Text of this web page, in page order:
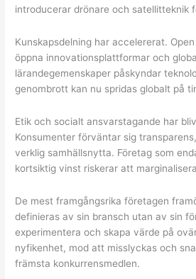
introducerar drönare och satellitteknik
Kunskapsdelning har accelererat.
öppna innovationsplattformar och
lärandegemenskaper påskyndar
genombrott kan nu spridas globalt på
Etik och socialt ansvarstagande har
Konsumenter förväntar sig
verklig samhällsnytta. Företag som
kortsiktig vinst riskerar att
De mest framgångsrika företagen
definieras av sin bransch utan av sin
experimentera och skapa värde på
nyfikenhet, mod att misslyckas och
främsta konkurrensmedlen.